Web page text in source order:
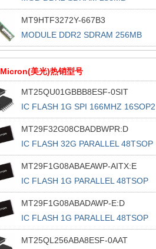
244MRDIMM
MT9HTF3272Y-667B3
MODULE DDR2 SDRAM 256MB
240RDIMM
Micron(美光)热销型号
MT25QU01GBBB8ESF-0SIT
IC FLASH 1G SPI 166MHZ 16SOP2
MT29F32G08CBADBWPR:D
IC FLASH 32G PARALLEL 48TSOP
MT29F1G08ABAEAWP-AITX:E
IC FLASH 1G PARALLEL 48TSOP
MT29F1G08ABADAWP-E:D
IC FLASH 1G PARALLEL 48TSOP
MT25QL256ABA8ESF-0AAT